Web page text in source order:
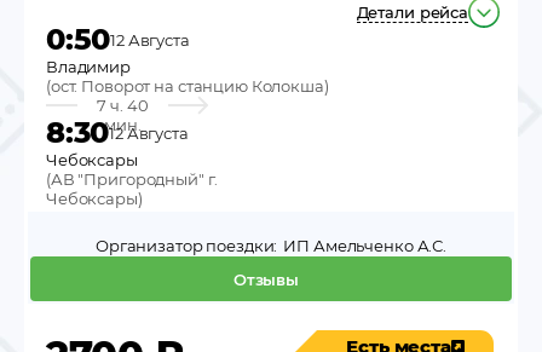
Детали рейса
0:5012 Августа
Владимир
(ост. Поворот на станцию Колокша)
7 ч. 40
мин.
8:3012 Августа
Чебоксары
(АВ "Пригородный" г.
Чебоксары)
Отзывы
Организатор поездки: ИП Амельченко А.С.
Есть места